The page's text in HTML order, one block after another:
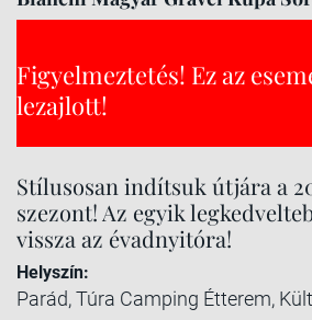
Figyelmeztetés! Ez az
lezajlott!
Stílusosan indítsuk útjára a
szezont! Az egyik
vissza az évadnyitóra!
Helyszín:
Parád, Túra Camping Étterem,